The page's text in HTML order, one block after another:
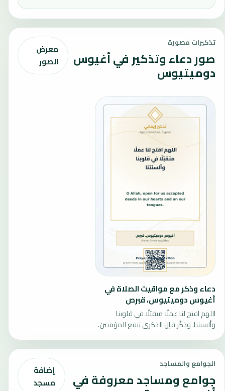
تذكيرات مصورة
صور دعاء وتذكير في أغيوس
دوميتيوس
معرض
الصور
دعاء وذكر مع مواقيت الصلاة في
أغيوس دوميتيوس، قبرص
اللهم افتح لنا عملًا متقبّلًا في قلوبنا
وألسنتنا. وذكّر فإن الذكرى تنفع المؤمنين.
الجوامع والمساجد
جوامع ومساجد معروفة في
إضافة
مسجد